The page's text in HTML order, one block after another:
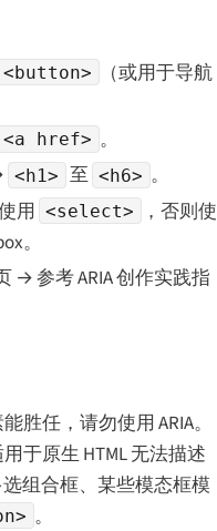
<button>
（或用于导航
<a href> 。
<h1> 至 <h6> 。
用 <select>
，否则使
。
→ 参考 ARIA 创作实践指
胜任，请勿使用 ARIA。
用于原生 HTML 无法描述
组合框、某些模态框模
。